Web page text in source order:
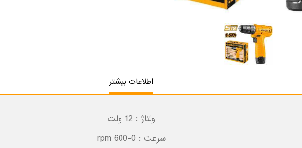
اطلاعات بیشتر
ولتاژ : 12 ولت
سرعت : 0-600 rpm